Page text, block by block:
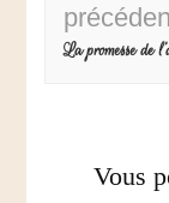
La promesse de
Vous